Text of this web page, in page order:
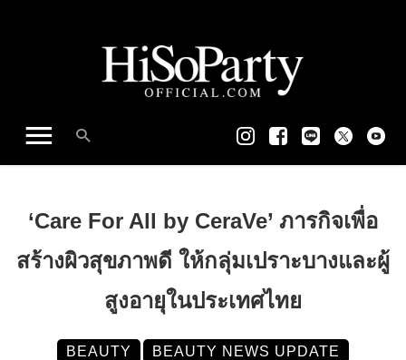
‘Care For All by CeraVe’ ภารกิจเพื่อ
สร้างผิวสุขภาพดี ให้กลุ่มเปราะบางและผู้
สูงอายุในประเทศไทย
BEAUTY BEAUTY NEWS UPDATE